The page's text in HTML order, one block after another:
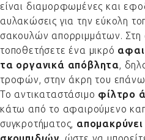
είναι διαμορφωμένες και
αυλακώσεις για την εύκολη
σακουλών απορριμμάτων. Στη
τοποθετήσετε ένα μικρό
τα οργανικά απόβλητα,
τροφών, στην άκρη του
Το αντικαταστάσιμο φίλτρο
κάτω από το αφαιρούμενο
συγκροτήματος,